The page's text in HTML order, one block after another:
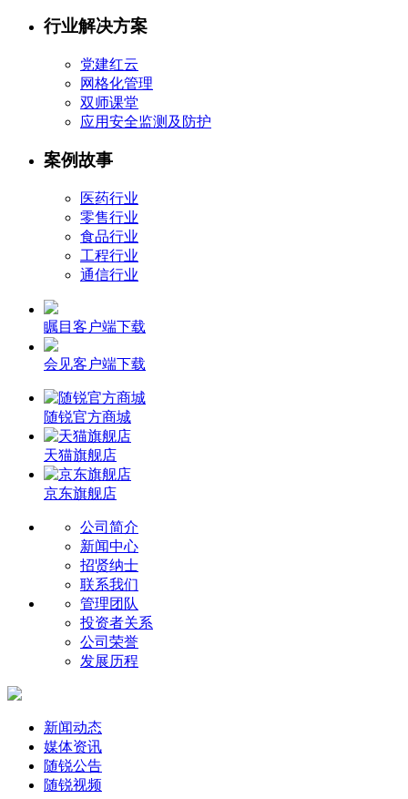
行业解决方案
党建红云
网格化管理
双师课堂
应用安全监测及防护
案例故事
医药行业
零售行业
食品行业
工程行业
通信行业
瞩目客户端下载
会见客户端下载
随锐官方商城
天猫旗舰店
京东旗舰店
公司简介
新闻中心
招贤纳士
联系我们
管理团队
投资者关系
公司荣誉
发展历程
新闻动态
媒体资讯
随锐公告
随锐视频